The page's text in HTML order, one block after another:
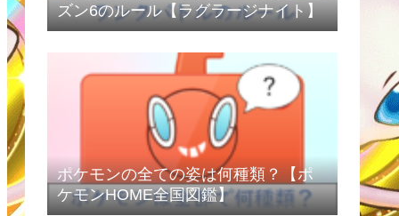
ズン6のルール【ラグラージナイト】
ポケモンの全ての姿は何種類？【ポ
ケモンHOME全国図鑑】